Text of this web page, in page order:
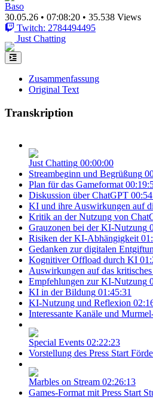
Baso
30.05.26 • 07:08:20 • 35.538 Views
Twitch: 2784494495
Just Chatting
Zusammenfassung
Original Text
Transkription
Just Chatting 00:00:00
Streambeginn und Begrüßung
Plan für das Gameformat
Diskussion über ChatGPT
KI und ihre Auswirkungen auf
Kritik an der Nutzung von
Grauzonen bei der KI-Nutzung
Risiken der KI-Abhängigkeit
Gedanken zur digitalen
Kognitiver Offload durch KI
Auswirkungen auf das
Empfehlungen zur KI-Nutzung
KI in der Bildung 01:45:31
KI-Nutzung und Reflexion
Interessante Kanäle und
Special Events 02:22:23
Vorstellung des Press Start
Marbles on Stream 02:26:13
Games-Format mit Press Start